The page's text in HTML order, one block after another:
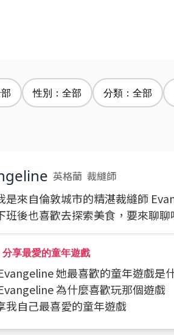
性別：全部 分類：全部
英格蘭 裁縫師
是來自倫敦城市的精湛裁縫師
班後也喜歡去探索美食，要來聊聊
享最愛的童年遊戲
她最喜歡的童年遊戲是
為什麼喜歡玩那個遊戲
我自己最喜愛的童年遊戲